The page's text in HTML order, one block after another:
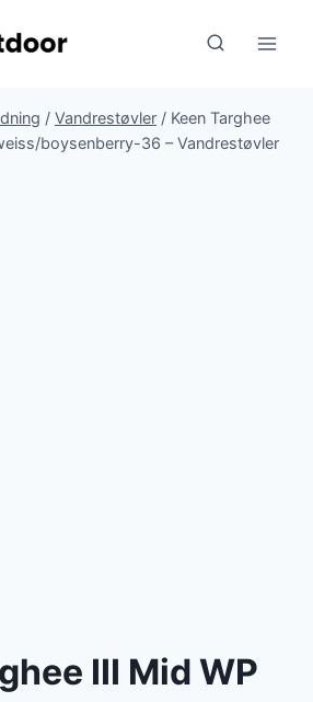
/ Vandrestøvler / Keen Targhee
boysenberry-36 – Vandrestøvler
III Mid WP